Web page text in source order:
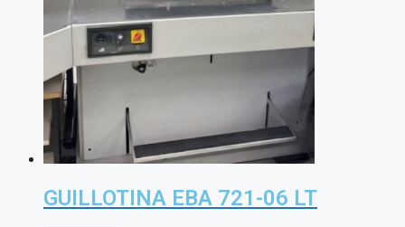
GUILLOTINA EBA 721-06 LT